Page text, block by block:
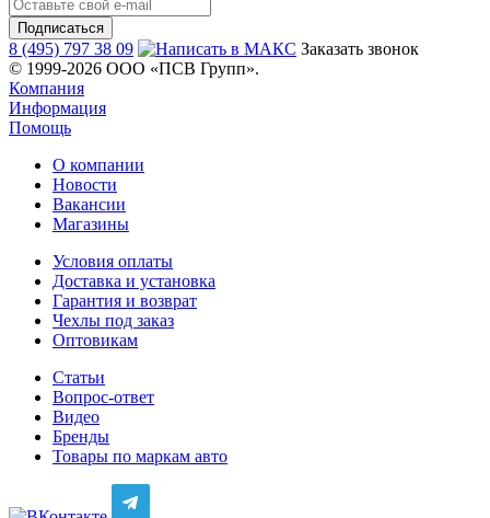
8 (495) 797 38 09
Заказать звонок
© 1999-2026 ООО «ПСВ Групп».
Компания
Информация
Помощь
О компании
Новости
Вакансии
Магазины
Условия оплаты
Доставка и установка
Гарантия и возврат
Чехлы под заказ
Оптовикам
Статьи
Вопрос-ответ
Видео
Бренды
Товары по маркам авто